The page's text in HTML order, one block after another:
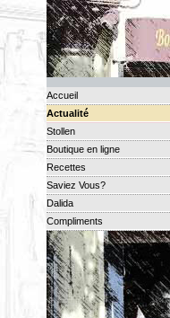
Accueil
Actualité
Stollen
Boutique en ligne
Recettes
Saviez Vous?
Dalida
Compliments